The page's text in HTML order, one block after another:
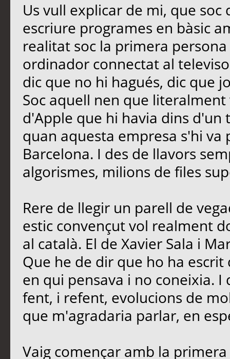
Us vull explicar de mi, que
escriure programes en bàsic
realitat soc la primera
ordinador connectat al
dic que no hi hagués, dic que
Soc aquell nen que
d'Apple que hi havia dins
quan aquesta empresa s'hi
Barcelona. I des de llavors
algorismes, milions de files
Rere de llegir un parell de
estic convençut vol realment
al català. El de Xavier Sala i
Que he de dir que ho ha
en qui pensava i no coneixia.
fent, i refent, evolucions de
que m'agradaria parlar, en
Vaig començar amb la